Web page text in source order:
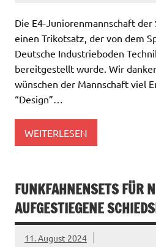
Die E4-Juniorenmannschaft
einen Trikotsatz, der von dem
Deutsche Industrieboden
bereitgestellt wurde. Wir
wünschen der Mannschaft viel
“Design”…
WEITERLESEN
FUNKFAHNENSETS FÜR
AUFGESTIEGENE
11. August 2024